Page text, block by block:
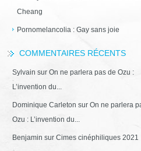
Cheang
Pornomelancolia : Gay sans joie
COMMENTAIRES RÉCENTS
Sylvain sur On ne parlera pas de Ozu :
L’invention du...
Dominique Carleton sur On ne parlera
Ozu : L’invention du...
Benjamin sur Cimes cinéphiliques 2021